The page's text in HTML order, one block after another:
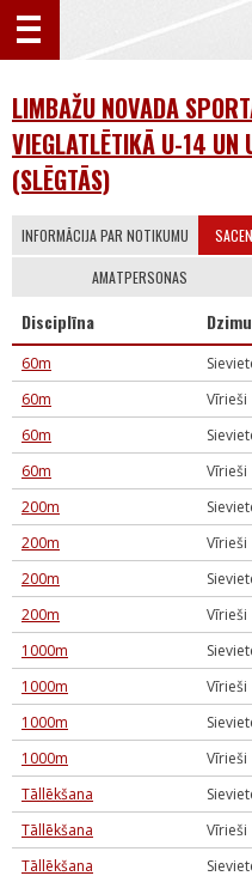
LIMBAŽU NOVADA
VIEGLATLĒTIKĀ U-14 UN
(SLĒGTĀS)
INFORMĀCIJA PAR NOTIKUMU
AMATPERSONAS
Disciplīna
60m
60m
Vīrieši
60m
60m
Vīrieši
200m
200m
Vīrieši
200m
200m
Vīrieši
1000m
1000m
Vīrieši
1000m
1000m
Vīrieši
Tāllēkšana
Tāllēkšana
Vīrieši
Tāllēkšana